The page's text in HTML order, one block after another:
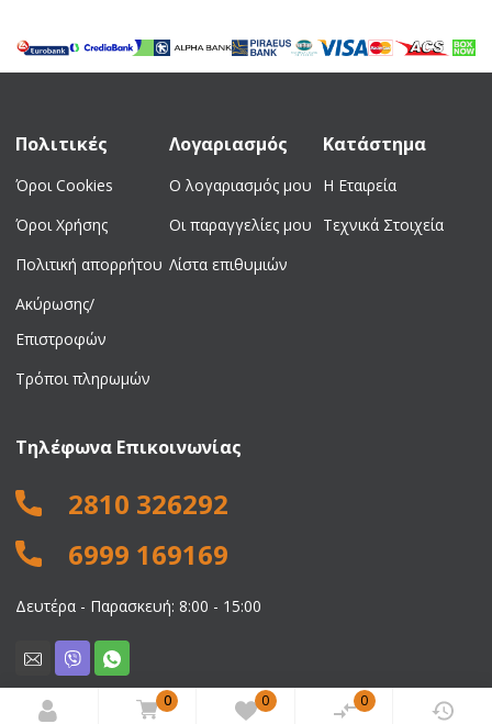
0 0 0
38,00 €.30,00 €.
Πολιτικές
Όροι Cookies
Όροι Χρήσης
Πολιτική απορρήτου
Ακύρωσης/
Επιστροφών
Τρόποι πληρωμών
Λογαριασμός
Ο λογαριασμός μου
Οι παραγγελίες μου
Λίστα επιθυμιών
Κατάστημα
Η Εταιρεία
Τεχνικά Στοιχεία
Τηλέφωνα Επικοινωνίας
2810 326292
6999 169169
Δευτέρα - Παρασκευή: 8:00 - 15:00
© 2026 Νικολαΐδης Ιωάννης. All rights reserved.